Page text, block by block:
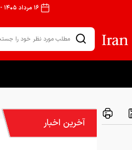
۱۶ مرداد ۱۴۰۵ -
آخرین اخبار